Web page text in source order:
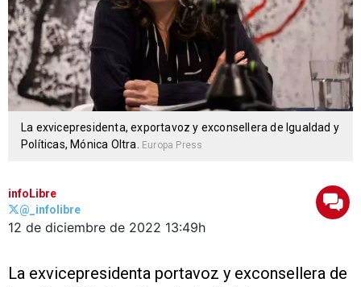
La exvicepresidenta, exportavoz y exconsellera de Igualdad y
Políticas, Mónica Oltra.
Europa Press
infoLibre
@_infolibre
12 de diciembre de 2022 13:49h
La exvicepresidenta portavoz y exconsellera de